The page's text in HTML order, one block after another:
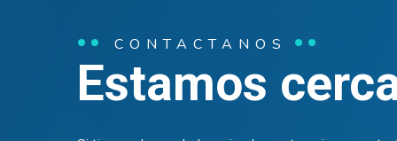
CONTACTANOS
Estamos